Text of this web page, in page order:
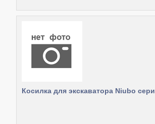
Косилка для экскаватора Niubo